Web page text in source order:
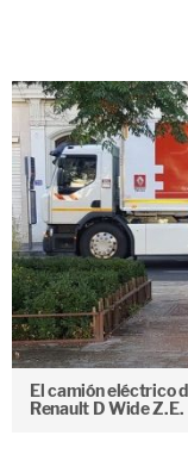
El camión eléctrico
Renault D Wide Z.E.